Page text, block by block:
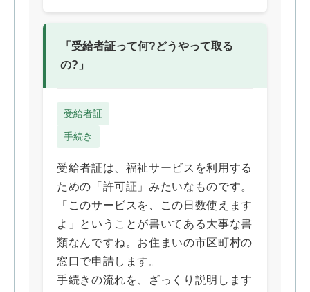
「受給者証って何?どうやって取る
の?」
受給者証
手続き
受給者証は、福祉サービスを利用する
ための「許可証」みたいなものです。
「このサービスを、この日数使えます
よ」ということが書いてある大事な書
類なんですね。お住まいの市区町村の
窓口で申請します。
手続きの流れを、ざっくり説明します